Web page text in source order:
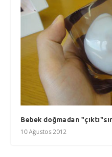
Bebek doğmadan
10 Ağustos 2012